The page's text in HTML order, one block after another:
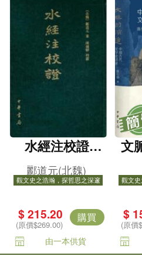
水經注校證
（精）
酈道元(北魏)
觀文史之浩瀚，探哲思之深邃
$ 215.20
(原價$269.00)
購買
由一本供貨
文
中
觀文
$
(原價